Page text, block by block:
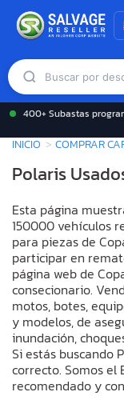
400+ Subastas
INICIO COMPRAR
Polaris
Esta página
150000 vehículos
para piezas de
participar en
página web de
consecionario.
motos, botes,
y modelos, de
inundación,
Si estás buscando
correcto. Somos el
recomendado y